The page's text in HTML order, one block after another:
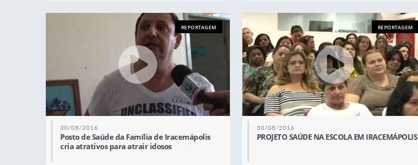
30/08/2016
Posto de Saúde da Família de Iracemápolis
cria atrativos para atrair idosos
REPORTAGEM
30/08/2016
PROJETO SAÚDE NA ESCOLA EM IRACEMÁPOLIS
REPORTAGEM